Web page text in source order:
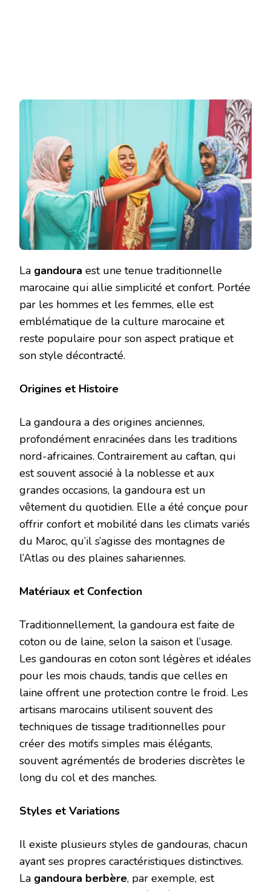
La gandoura est une tenue traditionnelle
marocaine qui allie simplicité et confort. Portée
par les hommes et les femmes, elle est
emblématique de la culture marocaine et
reste populaire pour son aspect pratique et
son style décontracté.
Origines et Histoire
La gandoura a des origines anciennes,
profondément enracinées dans les traditions
nord-africaines. Contrairement au caftan, qui
est souvent associé à la noblesse et aux
grandes occasions, la gandoura est un
vêtement du quotidien. Elle a été conçue pour
offrir confort et mobilité dans les climats variés
du Maroc, qu’il s’agisse des montagnes de
l’Atlas ou des plaines sahariennes.
Matériaux et Confection
Traditionnellement, la gandoura est faite de
coton ou de laine, selon la saison et l’usage.
Les gandouras en coton sont légères et idéales
pour les mois chauds, tandis que celles en
laine offrent une protection contre le froid. Les
artisans marocains utilisent souvent des
techniques de tissage traditionnelles pour
créer des motifs simples mais élégants,
souvent agrémentés de broderies discrètes le
long du col et des manches.
Styles et Variations
Il existe plusieurs styles de gandouras, chacun
ayant ses propres caractéristiques distinctives.
La gandoura berbère, par exemple, est